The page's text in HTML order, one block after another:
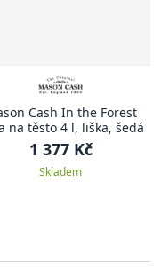
Cash In the Forest
na těsto 4 l, liška, šedá
1 377 Kč
Skladem